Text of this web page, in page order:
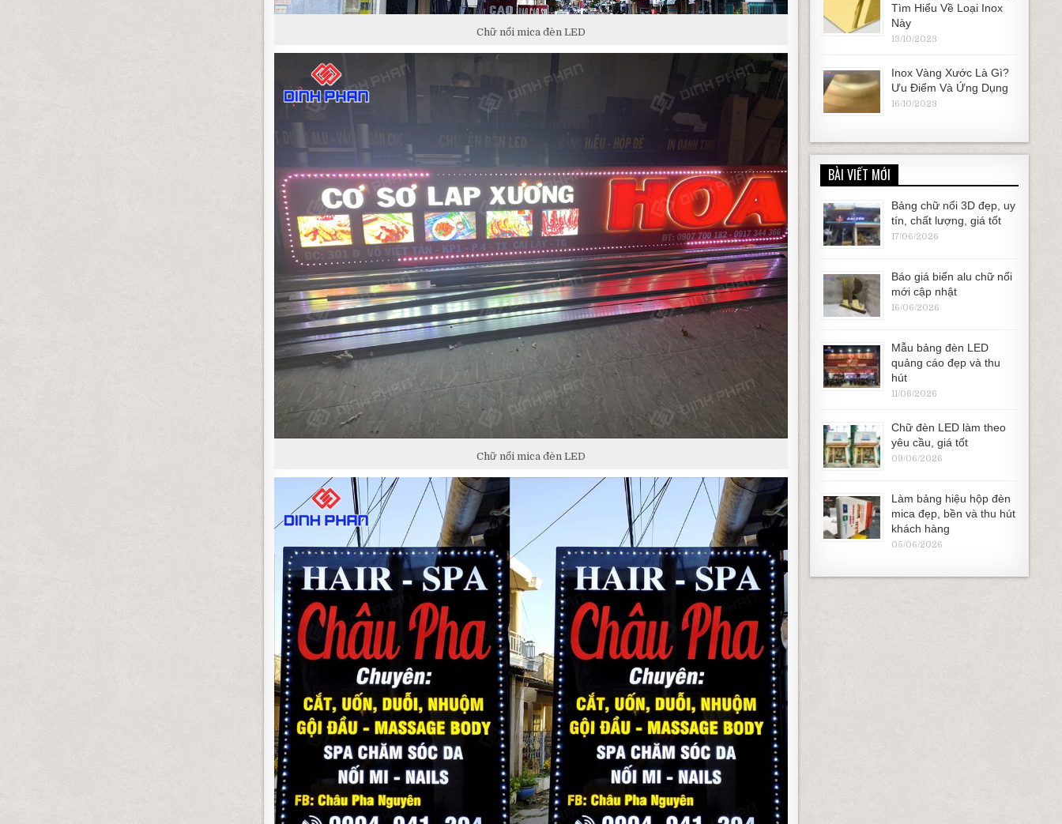
Chữ nổi mica đèn LED
Chữ nổi mica đèn LED
Tìm Hiểu Về Loại Inox
Này
13/10/2023
Inox Vàng Xước Là Gì?
Ưu Điểm Và Ứng Dụng
16/10/2023
BÀI VIẾT MỚI
Bảng chữ nổi 3D đẹp, uy
tín, chất lượng, giá tốt
17/06/2026
Báo giá biển alu chữ nổi
mới cập nhật
16/06/2026
Mẫu bảng đèn LED
quảng cáo đẹp và thu
hút
11/06/2026
Chữ đèn LED làm theo
yêu cầu, giá tốt
09/06/2026
Làm bảng hiệu hộp đèn
mica đẹp, bền và thu hút
khách hàng
05/06/2026